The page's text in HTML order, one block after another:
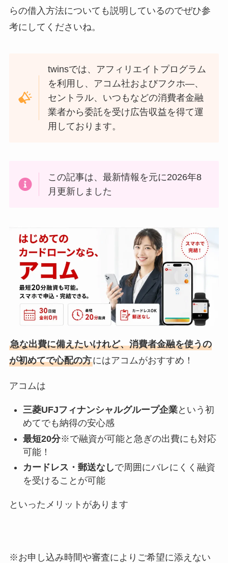
らの借入方法についても説明しているのでぜひ参
考にしてくださいね。
twinsでは、アフィリエイトプログラム
を利用し、アコム社およびフクホ―、
セントラル、いつもなどの消費者金融
業者から委託を受け広告収益を得て運
用しております。
この記事は、最新情報を元に2026年8
月更新しました
急な出費に備えたいけれど、消費者金融を使うの
が初めてで心配の方にはアコムがおすすめ！
アコムは
三菱UFJフィナンシャルグループ企業という初
めてでも納得の安心感
最短20分※で融資が可能と急ぎの出費にも対応
可能！
カードレス・郵送なしで周囲にバレにくく融資
を受けることが可能
といったメリットがあります
※お申し込み時間や審査によりご希望に添えない